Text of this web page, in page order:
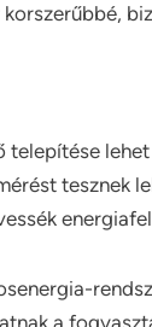
tesznek